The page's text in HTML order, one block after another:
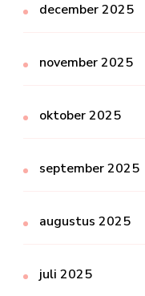
december 2025
november 2025
oktober 2025
september 2025
augustus 2025
juli 2025